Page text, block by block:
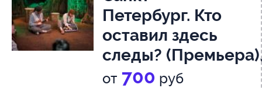
Петербург. Кто
оставил здесь
следы?
1+
от 700 руб